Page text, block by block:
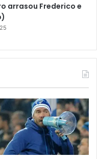
arrasou Frederico e